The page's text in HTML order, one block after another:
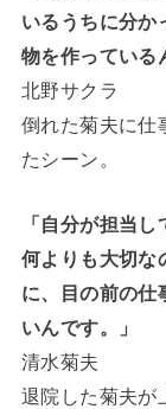
いるうちに分か
物を作っている
北野サクラ
倒れた菊夫に仕
たシーン。
「自分が担当
何よりも大切な
に、目の前の仕
いんです。」
清水菊夫
退院した菊夫が